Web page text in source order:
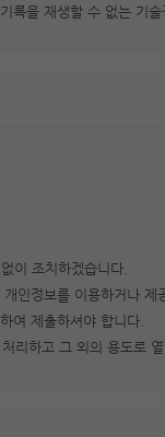
록을 재생할 수 없는 기
이 조치하겠습니다.
인정보를 이용하거나 제
여 제출하셔야 합니다.
리하고 그 외의 용도로